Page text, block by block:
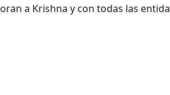
a Krishna y con todas las